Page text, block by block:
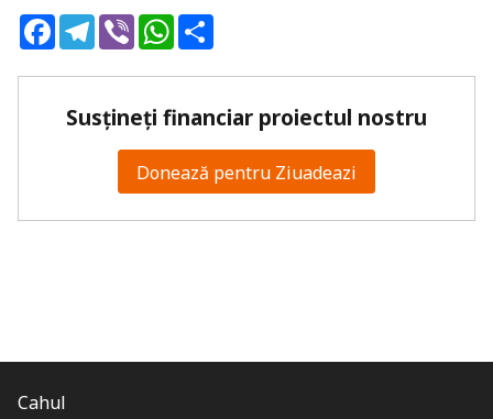
FacebookTelegram
ViberWhatsApp
Susțineți financiar proiectul nostru
Donează pentru Ziuadeazi
Cahul